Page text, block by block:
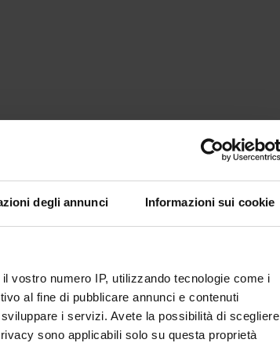
degli annunci Informazioni sui cookie
vostro numero IP, utilizzando tecnologie come i
al fine di pubblicare annunci e contenuti
i servizi. Avete la possibilità di scegliere
sono applicabili solo su questa proprietà